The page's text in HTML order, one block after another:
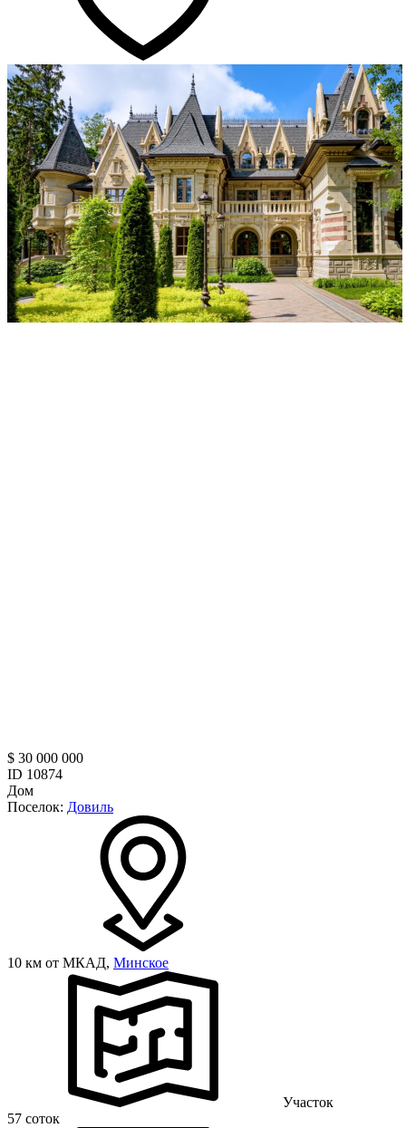
$ 30 000 000
ID 10874
Дом
Поселок: Довиль
10 км от МКАД, Минское
Участок
57 соток